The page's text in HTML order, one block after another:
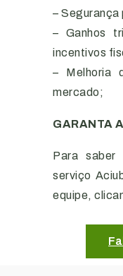
– Segurança
– Ganhos
incentivos
– Melhoria
mercado;
GARANTA
Para
serviço
equipe,